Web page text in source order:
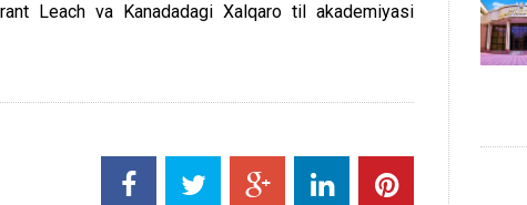
Leach va Kanadadagi Xalqaro til akademiyasi